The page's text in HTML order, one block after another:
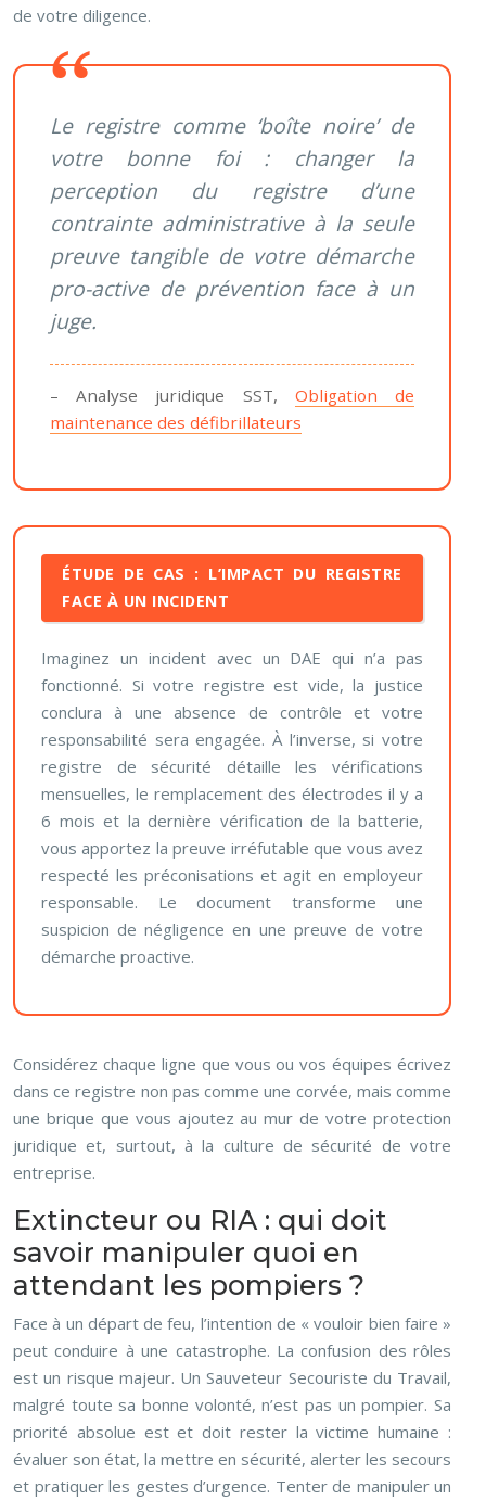
de votre diligence.
Le registre comme ‘boîte noire’ de
votre bonne foi : changer la
perception du registre d’une
contrainte administrative à la seule
preuve tangible de votre démarche
pro-active de prévention face à un
juge.
– Analyse juridique SST, Obligation de
maintenance des défibrillateurs
ÉTUDE DE CAS : L’IMPACT DU REGISTRE
FACE À UN INCIDENT
Imaginez un incident avec un DAE qui n’a pas
fonctionné. Si votre registre est vide, la justice
conclura à une absence de contrôle et votre
responsabilité sera engagée. À l’inverse, si votre
registre de sécurité détaille les vérifications
mensuelles, le remplacement des électrodes il y a
6 mois et la dernière vérification de la batterie,
vous apportez la preuve irréfutable que vous avez
respecté les préconisations et agit en employeur
responsable. Le document transforme une
suspicion de négligence en une preuve de votre
démarche proactive.
Considérez chaque ligne que vous ou vos équipes écrivez
dans ce registre non pas comme une corvée, mais comme
une brique que vous ajoutez au mur de votre protection
juridique et, surtout, à la culture de sécurité de votre
entreprise.
Extincteur ou RIA : qui doit
savoir manipuler quoi en
attendant les pompiers ?
Face à un départ de feu, l’intention de « vouloir bien faire »
peut conduire à une catastrophe. La confusion des rôles
est un risque majeur. Un Sauveteur Secouriste du Travail,
malgré toute sa bonne volonté, n’est pas un pompier. Sa
priorité absolue est et doit rester la victime humaine :
évaluer son état, la mettre en sécurité, alerter les secours
et pratiquer les gestes d’urgence. Tenter de manipuler un